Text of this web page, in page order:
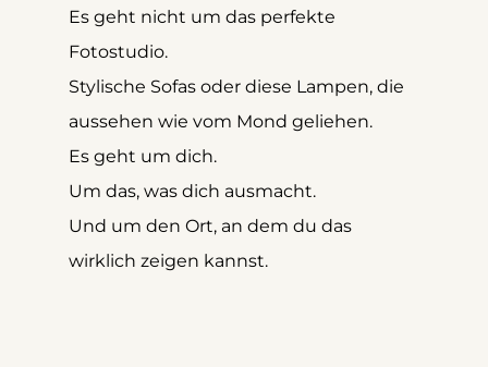
Es geht nicht um das perfekte
Fotostudio.
Stylische Sofas oder diese Lampen, die
aussehen wie vom Mond geliehen.
Es geht um dich.
Um das, was dich ausmacht.
Und um den Ort, an dem du das
wirklich zeigen kannst.